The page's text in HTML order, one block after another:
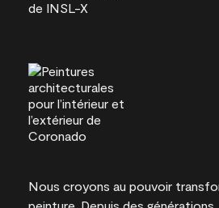
Nous croyons au pouvoir
peinture. Depuis des